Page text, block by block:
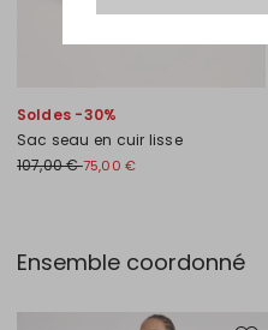
Soldes -30%
Sac seau en cuir lisse
107,00 €75,00 €
Ensemble coordonné